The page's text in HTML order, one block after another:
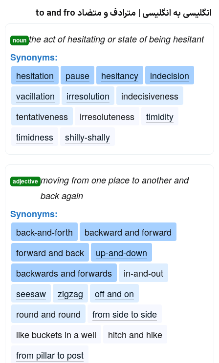
انگلیسی به انگلیسی | مترادف و متضاد to and fro
noun the act of hesitating or state of being hesitant
Synonyms:
hesitation
pause hesitancy
indecision
vacillation
irresolution
indecisiveness
tentativeness
irresoluteness
timidity
timidness
shilly-shally
adjective moving from one place to another and
back again
Synonyms:
back-and-forth
backward and forward
forward and back
up-and-down
backwards and forwards
in-and-out
seesaw
zigzag
off and on
round and round
from side to side
like buckets in a well
hitch and hike
from pillar to post